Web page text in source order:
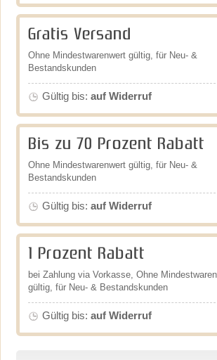
Gratis Versand
Ohne Mindestwarenwert gültig, für Neu- &
Bestandskunden
Gültig bis: auf Widerruf
Bis zu 70 Prozent Rabatt
Ohne Mindestwarenwert gültig, für Neu- &
Bestandskunden
Gültig bis: auf Widerruf
1 Prozent Rabatt
bei Zahlung via Vorkasse, Ohne
gültig, für Neu- & Bestandskunden
Gültig bis: auf Widerruf